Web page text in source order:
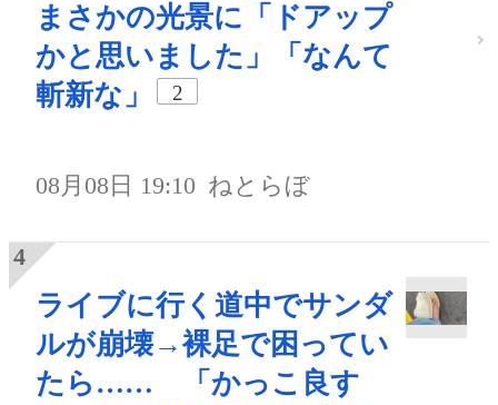
まさかの光景に「ドアップ
かと思いました」「なんて
斬新な」
2
08月08日 19:10 ねとらぼ
ライブに行く道中でサンダ
ルが崩壊→裸足で困ってい
たら…… 「かっこ良す